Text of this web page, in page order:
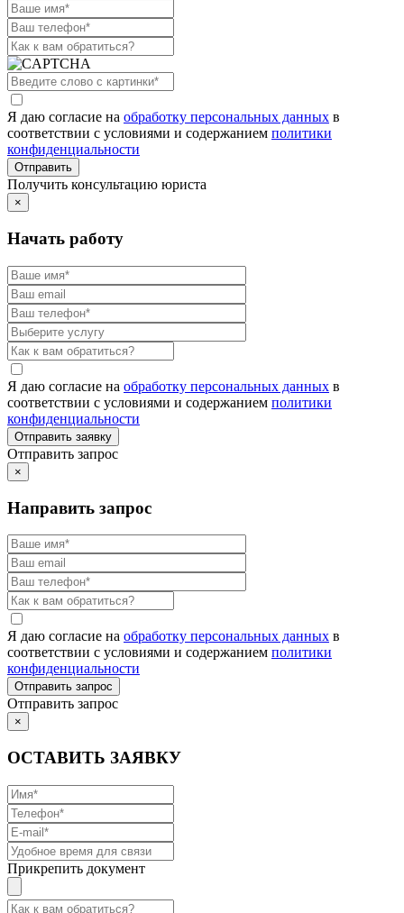
Я даю согласие на обработку персональных данных в
соответствии с условиями и содержанием политики
конфиденциальности
Получить консультацию юриста
×
Начать работу
Я даю согласие на обработку персональных данных в
соответствии с условиями и содержанием политики
конфиденциальности
Отправить запрос
×
Направить запрос
Я даю согласие на обработку персональных данных в
соответствии с условиями и содержанием политики
конфиденциальности
Отправить запрос
×
ОСТАВИТЬ ЗАЯВКУ
Прикрепить документ